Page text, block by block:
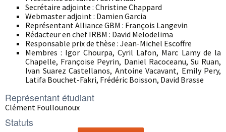
Secrétaire adjointe : Christine Chappard
Webmaster adjoint : Damien Garcia
Représentant Alliance GBM : François Langevin
Rédacteur en chef IRBM : David Melodelima
Responsable prix de thèse : Jean-Michel Escoffre
Membres : Igor Chourpa, Cyril Lafon, Marc Lamy de la
Chapelle, Françoise Peyrin, Daniel Racoceanu, Su Ruan,
Ivan Suarez Castellanos, Antoine Vacavant, Emily Pery,
Latifa Bouchet-Fakri, Frédéric Boisson, David Brasse
Représentant étudiant
Clément Foullounoux
Statuts